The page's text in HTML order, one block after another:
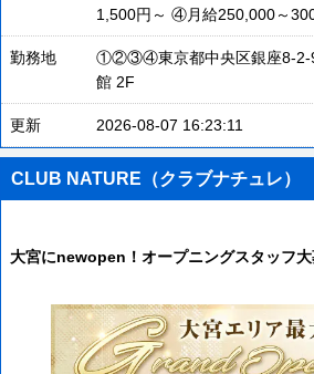
1,500円～ ④月給250,000～
勤務地
①②③④東京都中央区銀座8-2-9
館 2F
更新 2026-08-07 16:23:11
CLUB NATURE（クラブナチュレ）
大宮にnewopen！オープニングスタッフ